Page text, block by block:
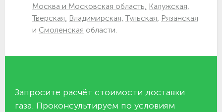
Москва и Московская область, Калужская,
Тверская, Владимирская, Тульская, Рязанская
и Смоленская области.
Запросите расчёт стоимости доставки
газа. Проконсультируем по условиям